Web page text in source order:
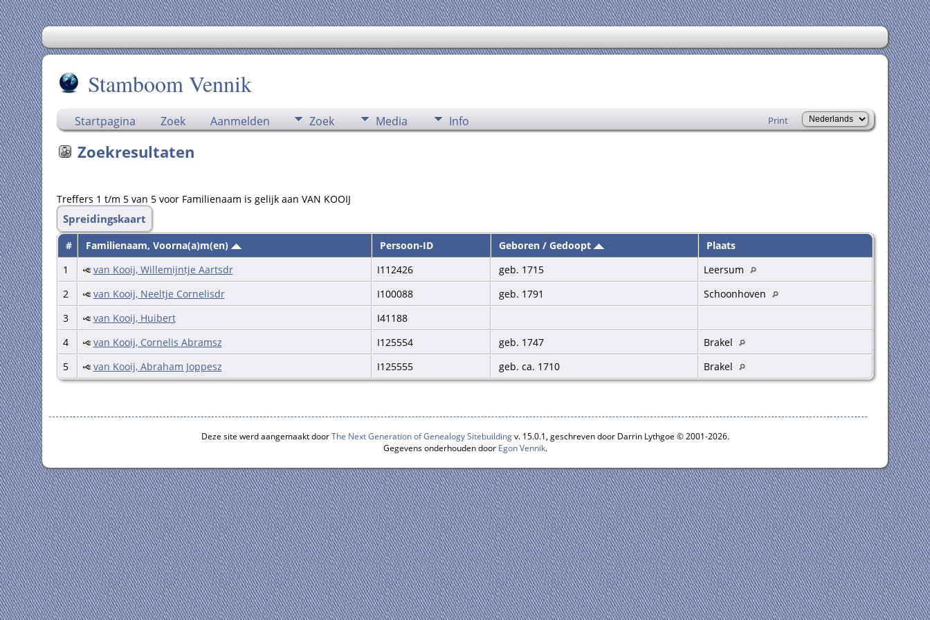
Stamboom Vennik
Startpagina Zoek Aanmelden Zoek Media Info Print
Zoekresultaten
Treffers 1 t/m 5 van 5 voor Familienaam is gelijk aan VAN KOOIJ
Spreidingskaart
# Familienaam, Voorna(a)m(en) Persoon-ID Geboren / Gedoopt
Plaats
1
van Kooij, Willemijntje Aartsdr I112426 geb. 1715
Leersum
2
van Kooij, Neeltje Cornelisdr I100088 geb. 1791
Schoonhoven
3
van Kooij, Huibert
I41188
4
van Kooij, Cornelis Abramsz I125554 geb. 1747
Brakel
5
van Kooij, Abraham Joppesz I125555 geb. ca. 1710 Brakel
Deze site werd aangemaakt doorThe Next Generation of Genealogy Sitebuildingv. 15.0.1, geschreven door Darrin Lythgoe © 2001-2026.
Gegevens onderhouden door Egon Vennik.